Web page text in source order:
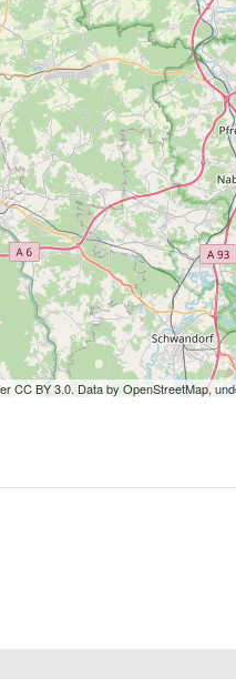
CC BY 3.0. Data by OpenStreetMap,